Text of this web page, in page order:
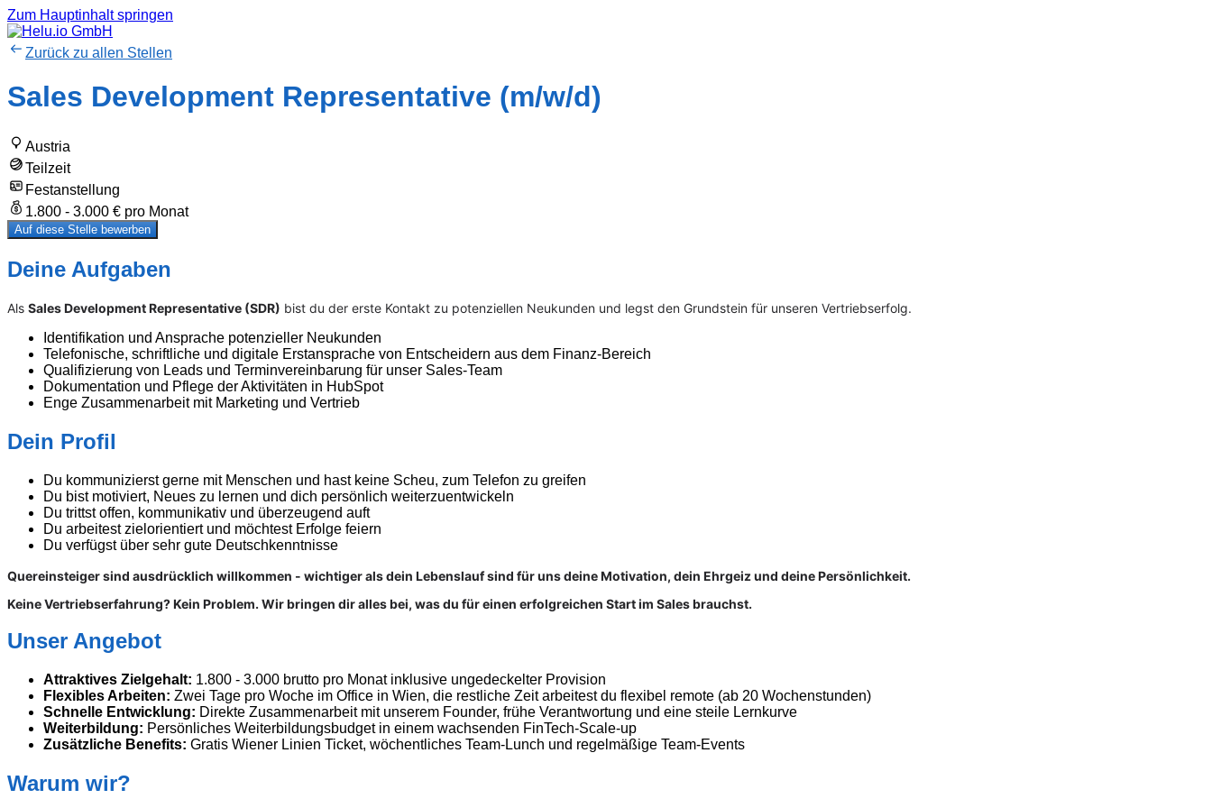
Zum Hauptinhalt springen
Zurück zu allen Stellen
Sales Development Representative (m/w/d)
Austria
Teilzeit
Festanstellung
1.800 - 3.000 € pro Monat
Auf diese Stelle bewerben
Deine Aufgaben
Als Sales Development Representative (SDR) bist du der erste Kontakt zu potenziellen Neukunden und legst den Grundstein für unseren Vertriebserfolg.
Identifikation und Ansprache potenzieller Neukunden
Telefonische, schriftliche und digitale Erstansprache von Entscheidern aus dem Finanz-Bereich
Qualifizierung von Leads und Terminvereinbarung für unser Sales-Team
Dokumentation und Pflege der Aktivitäten in HubSpot
Enge Zusammenarbeit mit Marketing und Vertrieb
Dein Profil
Du kommunizierst gerne mit Menschen und hast keine Scheu, zum Telefon zu greifen
Du bist motiviert, Neues zu lernen und dich persönlich weiterzuentwickeln
Du trittst offen, kommunikativ und überzeugend auft
Du arbeitest zielorientiert und möchtest Erfolge feiern
Du verfügst über sehr gute Deutschkenntnisse
Quereinsteiger sind ausdrücklich willkommen - wichtiger als dein Lebenslauf sind für uns deine Motivation, dein Ehrgeiz und deine Persönlichkeit.
Keine Vertriebserfahrung? Kein Problem. Wir bringen dir alles bei, was du für einen erfolgreichen Start im Sales brauchst.
Unser Angebot
Attraktives Zielgehalt: 1.800 - 3.000 brutto pro Monat inklusive ungedeckelter Provision
Flexibles Arbeiten: Zwei Tage pro Woche im Office in Wien, die restliche Zeit arbeitest du flexibel remote (ab 20 Wochenstunden)
Schnelle Entwicklung: Direkte Zusammenarbeit mit unserem Founder, frühe Verantwortung und eine steile Lernkurve
Weiterbildung: Persönliches Weiterbildungsbudget in einem wachsenden FinTech-Scale-up
Zusätzliche Benefits: Gratis Wiener Linien Ticket, wöchentliches Team-Lunch und regelmäßige Team-Events
Warum wir?